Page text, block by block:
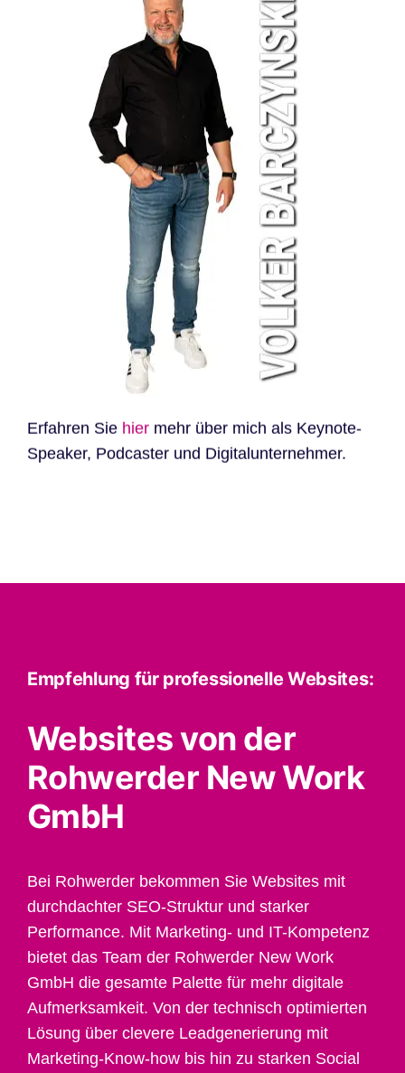
Erfahren Sie hiermehr über mich als Keynote-
Speaker, Podcaster und Digitalunternehmer.
Empfehlung für professionelle Websites:
Websites von der
Rohwerder New Work
GmbH
Bei Rohwerder bekommen Sie Websites mit
durchdachter SEO-Struktur und starker
Performance. Mit Marketing- und IT-Kompetenz
bietet das Team der Rohwerder New Work
GmbH die gesamte Palette für mehr digitale
Aufmerksamkeit. Von der technisch optimierten
Lösung über clevere Leadgenerierung mit
Marketing-Know-how bis hin zu starken Social